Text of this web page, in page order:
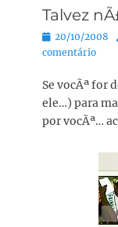
Talvez
Posted
on
20/10/2008
comentário
Se vocÃª for
ele…) para
por vocÃª…